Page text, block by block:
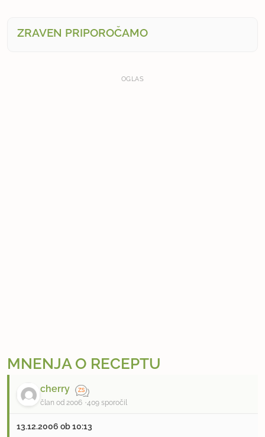
ZRAVEN PRIPOROČAMO
OGLAS
MNENJA O RECEPTU
cherry
član od 2006 409 sporočil
13.12.2006 ob 10:13